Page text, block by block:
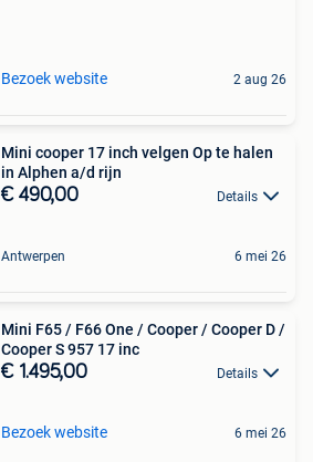
Bezoek website 2 aug 26
Mini cooper 17 inch velgen Op te halen
in Alphen a/d rijn
€ 490,00 Details
Antwerpen 6 mei 26
Mini F65 / F66 One / Cooper / Cooper D /
Cooper S 957 17 inc
€ 1.495,00 Details
Bezoek website 6 mei 26